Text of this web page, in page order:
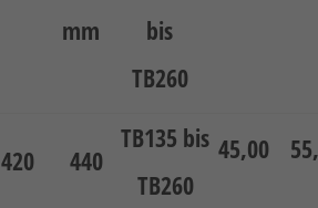
Facebook
mm
bis
TB260
420 440
TB135 bis
TB260
45,00